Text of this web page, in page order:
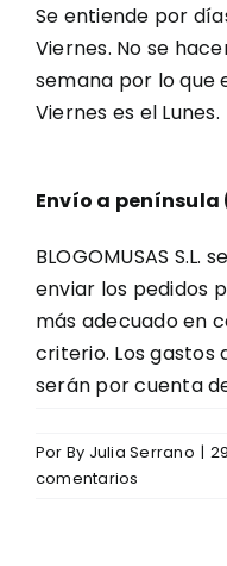
Blog
Tienda
Se entiende por
Viernes. No se
semana por lo que
Viernes es el Lunes.
Envío a península
BLOGOMUSAS
enviar los pedidos
más adecuado en
criterio. Los gastos
serán por cuenta
Por By Julia Serrano |
comentarios